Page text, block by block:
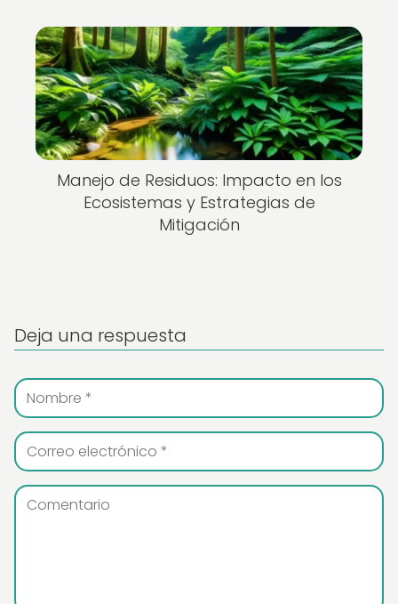
Manejo de Residuos: Impacto en los
Ecosistemas y Estrategias de
Mitigación
Deja una respuesta